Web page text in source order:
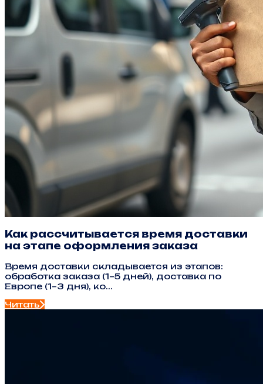
Как рассчитывается время доставки
на этапе оформления заказа
Время доставки складывается из этапов:
обработка заказа (1–5 дней), доставка по
Европе (1–3 дня), ко...
Читать